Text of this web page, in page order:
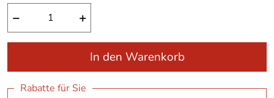
− +
In den Warenkorb
Rabatte für Sie